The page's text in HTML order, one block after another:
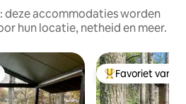
deze accommodaties worden
hun locatie, netheid en meer.
Topfavoriet van
Favoriet van